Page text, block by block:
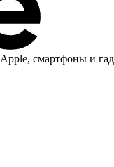
Apple, cмартфоны и